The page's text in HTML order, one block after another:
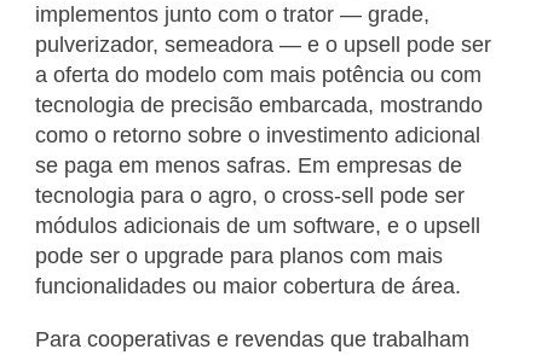
implementos junto com o trator — grade,
pulverizador, semeadora — e o upsell pode ser
a oferta do modelo com mais potência ou com
tecnologia de precisão embarcada, mostrando
como o retorno sobre o investimento adicional
se paga em menos safras. Em empresas de
tecnologia para o agro, o cross-sell pode ser
módulos adicionais de um software, e o upsell
pode ser o upgrade para planos com mais
funcionalidades ou maior cobertura de área.
Para cooperativas e revendas que trabalham